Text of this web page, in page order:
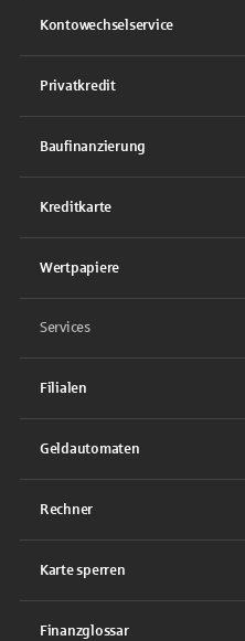
Kontowechselservice
Privatkredit
Baufinanzierung
Kreditkarte
Wertpapiere
Services
Filialen
Geldautomaten
Rechner
Karte sperren
Finanzglossar